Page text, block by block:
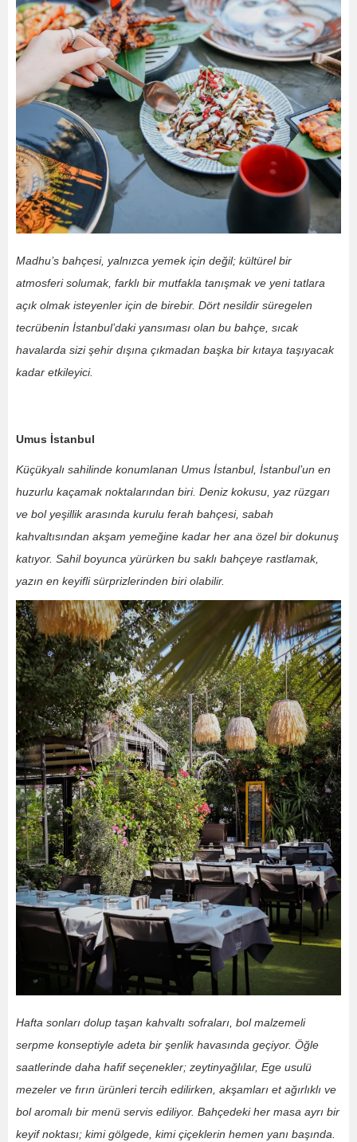
Madhu’s bahçesi, yalnızca yemek için değil; kültürel bir
atmosferi solumak, farklı bir mutfakla tanışmak ve yeni tatlara
açık olmak isteyenler için de birebir. Dört nesildir süregelen
tecrübenin İstanbul’daki yansıması olan bu bahçe, sıcak
havalarda sizi şehir dışına çıkmadan başka bir kıtaya taşıyacak
kadar etkileyici.
Umus İstanbul
Küçükyalı sahilinde konumlanan Umus İstanbul, İstanbul’un en
huzurlu kaçamak noktalarından biri. Deniz kokusu, yaz rüzgarı
ve bol yeşillik arasında kurulu ferah bahçesi, sabah
kahvaltısından akşam yemeğine kadar her ana özel bir dokunuş
katıyor. Sahil boyunca yürürken bu saklı bahçeye rastlamak,
yazın en keyifli sürprizlerinden biri olabilir.
Hafta sonları dolup taşan kahvaltı sofraları, bol malzemeli
serpme konseptiyle adeta bir şenlik havasında geçiyor. Öğle
saatlerinde daha hafif seçenekler; zeytinyağlılar, Ege usulü
mezeler ve fırın ürünleri tercih edilirken, akşamları et ağırlıklı ve
bol aromalı bir menü servis ediliyor. Bahçedeki her masa ayrı bir
keyif noktası; kimi gölgede, kimi çiçeklerin hemen yanı başında.